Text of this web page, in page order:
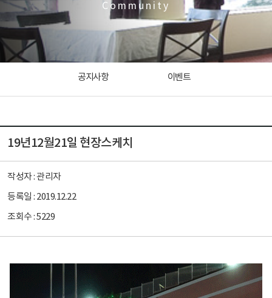
Community
공지사항 이벤트
19년12월21일 현장스케치
작성자 :관리자
등록일 : 2019.12.22
조회수 :5229